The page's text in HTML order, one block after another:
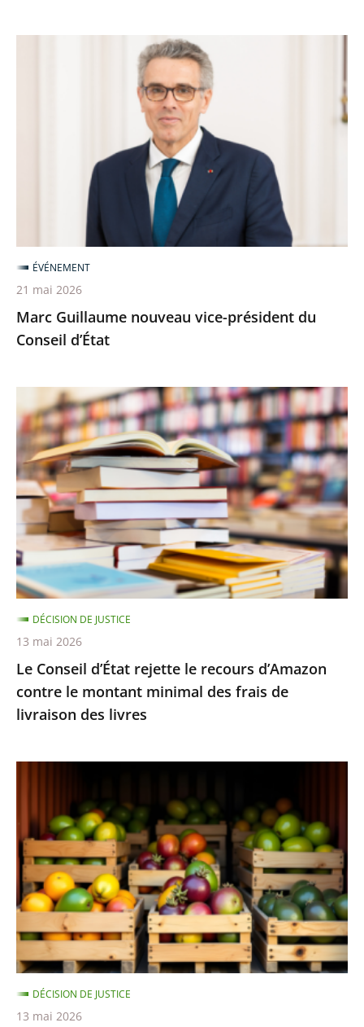
de
Marc Guillaume nouveau vice-président du
Conseil d’État
ÉVÉNEMENT
21 mai 2026
Conseil
d’État
rejette
le
recours
d’Amazon
contre
le
montant
minimal
des
frais
de
livraison
livres
Le Conseil d’État rejette le recours d’Amazon
contre le montant minimal des frais de
livraison des livres
DÉCISION DE JUSTICE
13 mai 2026
légumes
provenant
de
pays
hors
UE
contenant
des
résidus
DÉCISION DE JUSTICE
13 mai 2026